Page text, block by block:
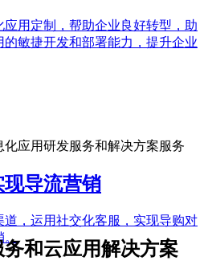
用定制，帮助企业良好转型，助
敏捷开发和部署能力，提升企业
导流营销
，运用社交化客服，实现导购对
。
应用研发服务和解决方案服务
和云应用解决方案